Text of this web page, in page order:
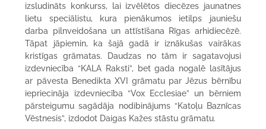
izsludināts konkurss, lai izvēlētos diecēzes jaunatnes
lietu speciālistu, kura pienākumos ietilps jauniešu
darba pilnveidošana un attīstīšana Rīgas arhidiecēzē.
Tāpat jāpiemin, ka šajā gadā ir iznākušas vairākas
kristīgas grāmatas. Daudzas no tām ir sagatavojusi
izdevniecība “KALA Raksti”, bet gada nogalē lasītājus
ar pāvesta Benedikta XVI grāmatu par Jēzus bērnību
iepriecināja izdevniecība “Vox Ecclesiae” un bērniem
pārsteigumu sagādāja nodibinājums “Katoļu Baznīcas
Vēstnesis”, izdodot Daigas Kažes stāstu grāmatu.